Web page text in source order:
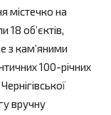
містечко на
18 об’єктів,
з кам’яними
100-річних
вручну